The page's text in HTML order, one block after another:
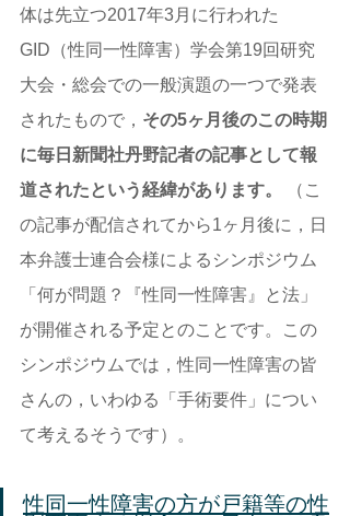
体は先立つ2017年3月に行われた
GID（性同一性障害）学会第19回研究
大会・総会での一般演題の一つで発表
されたもので， その5ヶ月後のこの時期
に毎日新聞社丹野記者の記事として報
道されたという経緯があります。
（こ
の記事が配信されてから1ヶ月後に，日
本弁護士連合会様によるシンポジウム
「何が問題？『性同一性障害』と法」
が開催される予定とのことです。この
シンポジウムでは，性同一性障害の皆
さんの，いわゆる「手術要件」につい
て考えるそうです）。
性同一性障害の方が戸籍等の性